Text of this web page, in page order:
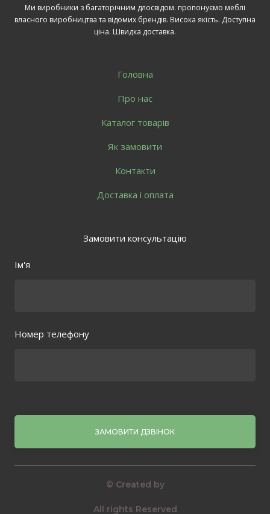
Ми виробники з багаторічним длосвідом. пропонуємо меблі
власного виробництва та відомих брендів. Висока якість. Доступна
ціна. Швидка доставка.
Головна
Про нас
Каталог товарів
Як замовити
Контакти
Доставка і оплата
Замовити консультацію
Ім'я
Номер телефону
ЗАМОВИТИ ДЗВІНОК
© Created by
All rights Reserved